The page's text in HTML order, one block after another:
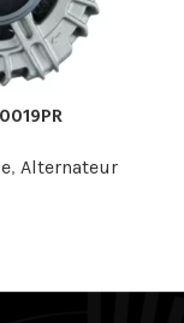
, Alternateur